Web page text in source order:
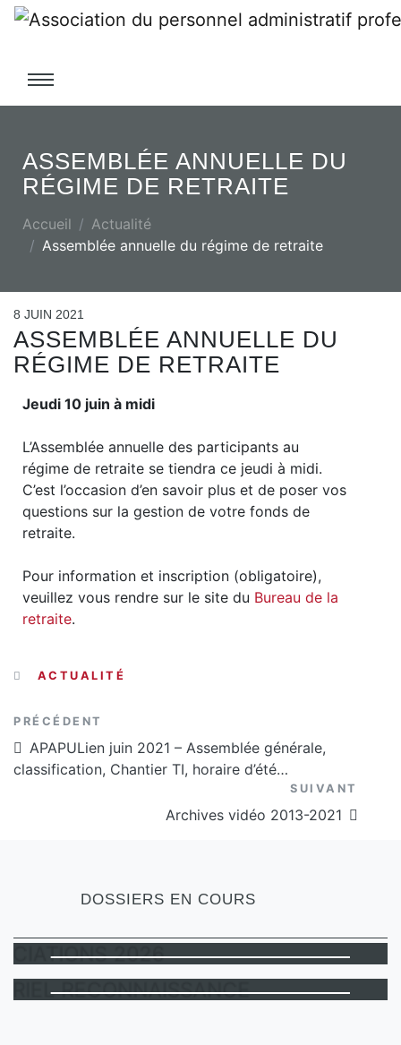
ASSEMBLÉE ANNUELLE DU
RÉGIME DE RETRAITE
Accueil
Actualité
Assemblée annuelle du régime de retraite
8 JUIN 2021
ASSEMBLÉE ANNUELLE DU
RÉGIME DE RETRAITE
Jeudi 10 juin à midi
L’Assemblée annuelle des participants au
régime de retraite se tiendra ce jeudi à midi.
C’est l’occasion d’en savoir plus et de poser vos
questions sur la gestion de votre fonds de
retraite.
Pour information et inscription (obligatoire),
veuillez vous rendre sur le site du Bureau de la
retraite.
CATÉGORIES
ACTUALITÉ
Article précédent
PRÉCÉDENT
APAPULien juin 2021 – Assemblée générale,
classification, Chantier TI, horaire d’été…
SUIVANT
Archives vidéo 2013-2021
DOSSIERS EN COURS